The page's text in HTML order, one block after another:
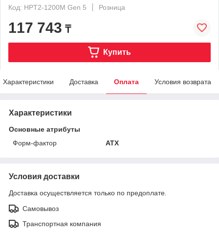
Код: HPT2-1200M Gen 5
Розница
117 743 ₸
Купить
Характеристики Доставка Оплата Условия возврата
Характеристики
Основные атрибуты
Форм-фактор
ATX
Условия доставки
Доставка осуществляется только по предоплате.
Самовывоз
Транспортная компания